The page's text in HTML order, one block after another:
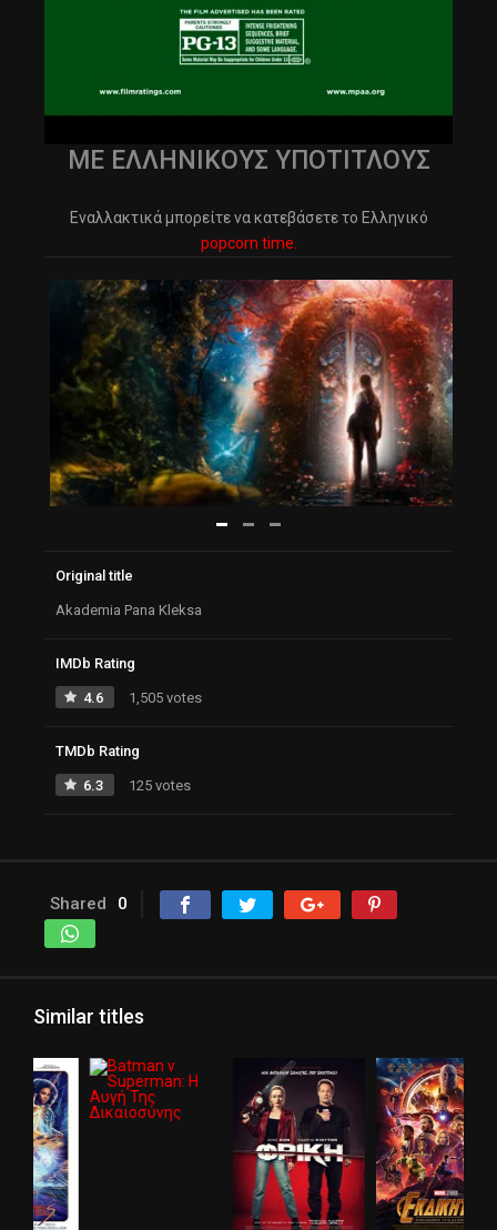
ΜΕ ΕΛΛΗΝΙΚΟΥΣ ΥΠΟΤΙΤΛΟΥΣ
Εναλλακτικά μπορείτε να κατεβάσετε το Ελληνικό
popcorn time.
Original title
Akademia Pana Kleksa
IMDb Rating
4.6 1,505 votes
TMDb Rating
6.3 125 votes
Shared 0
Similar titles